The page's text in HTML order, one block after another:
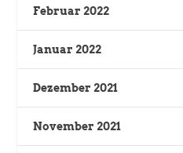
Februar 2022
Januar 2022
Dezember 2021
November 2021